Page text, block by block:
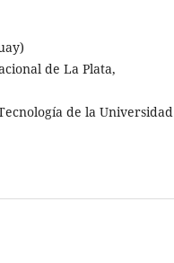
de La Plata,
de la Universidad